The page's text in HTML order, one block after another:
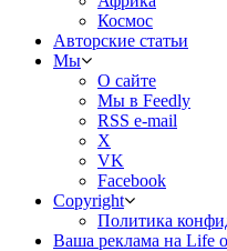
Космос
Авторские статьи
Мы
О сайте
Мы в Feedly
RSS e-mail
X
VK
Facebook
Copyright
Политика
Ваша реклама на Life